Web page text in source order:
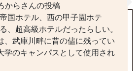
らさんの投稿
国ホテル、西の甲子園ホテ
、超高級ホテルだったらしい。
、武庫川畔に昔の儘に残ってい
学のキャンパスとして使用され